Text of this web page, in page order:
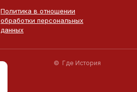
Политика в отношении
обработки персональных
данных
© Где История